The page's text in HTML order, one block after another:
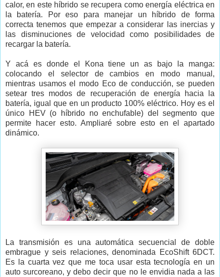
calor, en este híbrido se recupera como energía eléctrica en
la batería. Por eso para manejar un híbrido de forma
correcta tenemos que empezar a considerar las inercias y
las disminuciones de velocidad como posibilidades de
recargar la batería.
Y acá es donde el Kona tiene un as bajo la manga:
colocando el selector de cambios en modo manual,
mientras usamos el modo Eco de conducción, se pueden
setear tres modos de recuperación de energía hacia la
batería, igual que en un producto 100% eléctrico. Hoy es el
único HEV (o híbrido no enchufable) del segmento que
permite hacer esto. Ampliaré sobre esto en el apartado
dinámico.
La transmisión es una automática secuencial de doble
embrague y seis relaciones, denominada EcoShift 6DCT.
Es la cuarta vez que me toca usar esta tecnología en un
auto surcoreano, y debo decir que no le envidia nada a las